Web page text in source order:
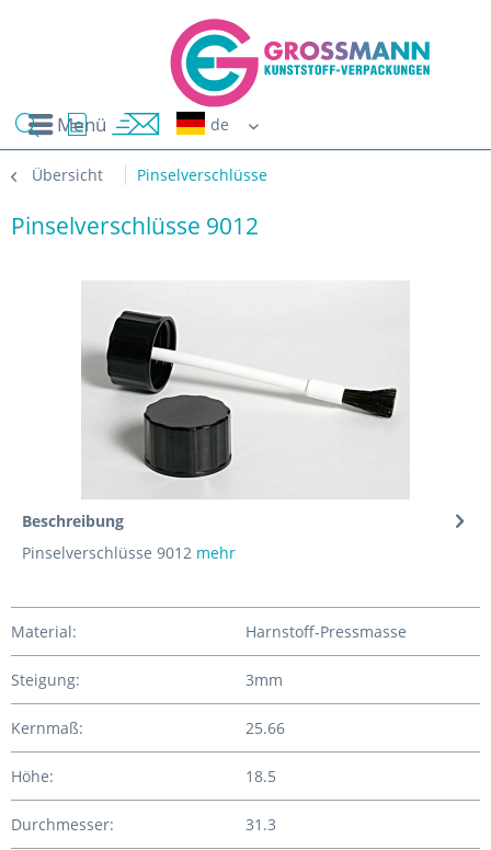
Menü
Übersicht Pinselverschlüsse
Pinselverschlüsse 9012
Beschreibung
Pinselverschlüsse 9012 mehr
Material: Harnstoff-Pressmasse
Steigung: 3mm
Kernmaß: 25.66
Höhe: 18.5
Durchmesser: 31.3